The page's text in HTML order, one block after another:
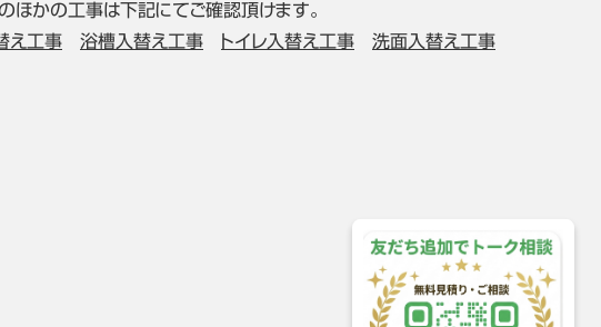
かの工事は下記にてご確認頂けます。
え工事
浴槽入替え工事 トイレ入替え工事
洗面入替え工事